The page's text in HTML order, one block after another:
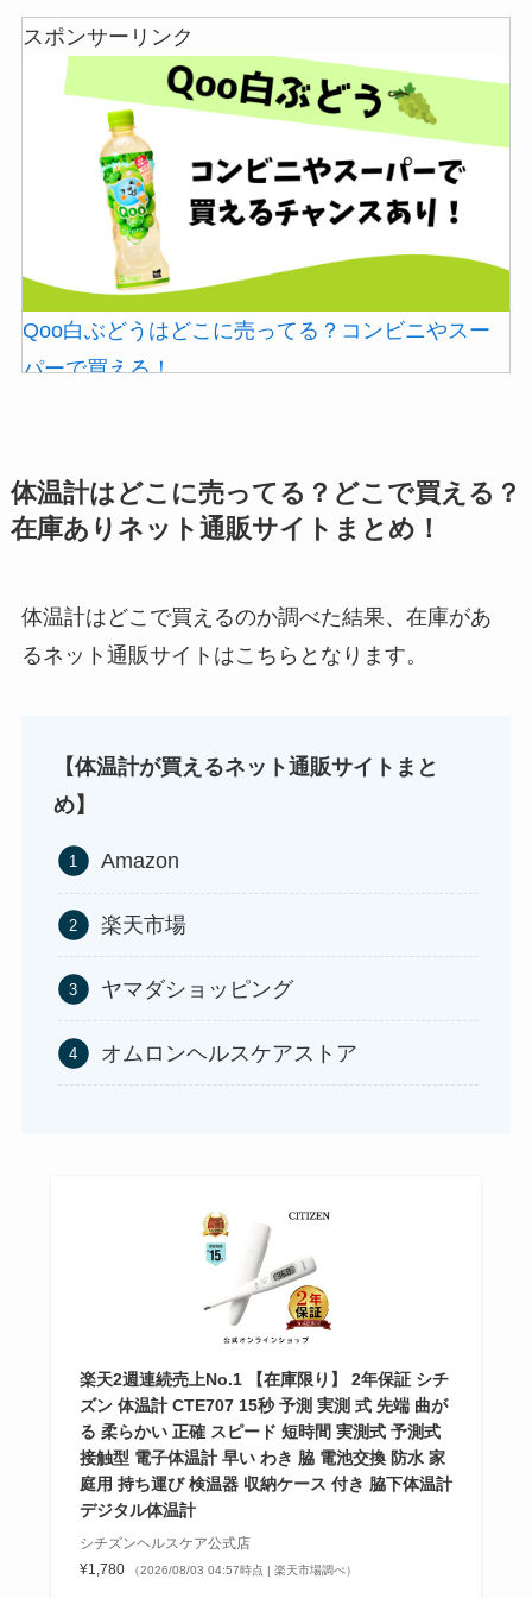
使い捨ておしぼりはどこで買える？販売店は100均
（ダイソー、セリア）！
コンビニやスーパー！
背脂はどこに売ってる？業務スーパーやイオンで
買える？
シャチハタはどこに売ってる？100均やロフトで買
える！
ブンなどのコンビニで買える！
マックカードはどこで買える？Amazonや金券ショ
ップに売ってる！
五家宝はどこで買える？取扱店はスーパーや百貨
スポンサーリンク
Qoo白ぶどうはどこに売ってる？コンビニやスー
パーで買える！
ストレッチポールはどこで買える？取扱店は100均
アサイーの冷凍はどこに売ってる？コストコや業
務スーパーで買える！
食紅はどこで買える？ダイソーやセリアなどの100
均で売ってる？
体温計はどこに売ってる？どこで買える？
在庫ありネット通販サイトまとめ！
体温計はどこで買えるのか調べた結果、在庫があ
るネット通販サイトはこちらとなります。
【体温計が買えるネット通販サイトまと
め】
Amazon
楽天市場
ヤマダショッピング
オムロンヘルスケアストア
楽天2週連続売上No.1 【在庫限り】 2年保証 シチ
ズン 体温計 CTE707 15秒 予測 実測 式 先端 曲が
る 柔らかい 正確 スピード 短時間 実測式 予測式
接触型 電子体温計 早い わき 脇 電池交換 防水 家
庭用 持ち運び 検温器 収納ケース 付き 脇下体温計
デジタル体温計
シチズンヘルスケア公式店
¥1,780
（2026/08/03 04:57時点 | 楽天市場調べ）